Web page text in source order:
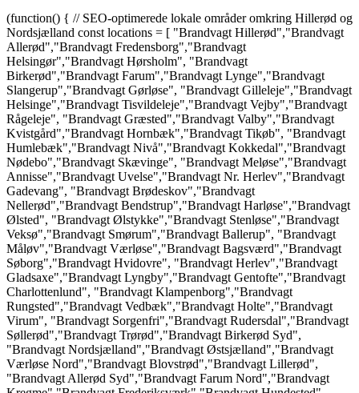
(function() { // SEO-optimerede lokale områder omkring Hillerød og
Nordsjælland const locations = [ "Brandvagt Hillerød","Brandvagt
Allerød","Brandvagt Fredensborg","Brandvagt
Helsingør","Brandvagt Hørsholm", "Brandvagt
Birkerød","Brandvagt Farum","Brandvagt Lynge","Brandvagt
Slangerup","Brandvagt Gørløse", "Brandvagt Gilleleje","Brandvagt
Helsinge","Brandvagt Tisvildeleje","Brandvagt Vejby","Brandvagt
Rågeleje", "Brandvagt Græsted","Brandvagt Valby","Brandvagt
Kvistgård","Brandvagt Hornbæk","Brandvagt Tikøb", "Brandvagt
Humlebæk","Brandvagt Nivå","Brandvagt Kokkedal","Brandvagt
Nødebo","Brandvagt Skævinge", "Brandvagt Meløse","Brandvagt
Annisse","Brandvagt Uvelse","Brandvagt Nr. Herlev","Brandvagt
Gadevang", "Brandvagt Brødeskov","Brandvagt
Nellerød","Brandvagt Bendstrup","Brandvagt Harløse","Brandvagt
Ølsted", "Brandvagt Ølstykke","Brandvagt Stenløse","Brandvagt
Veksø","Brandvagt Smørum","Brandvagt Ballerup", "Brandvagt
Måløv","Brandvagt Værløse","Brandvagt Bagsværd","Brandvagt
Søborg","Brandvagt Hvidovre", "Brandvagt Herlev","Brandvagt
Gladsaxe","Brandvagt Lyngby","Brandvagt Gentofte","Brandvagt
Charlottenlund", "Brandvagt Klampenborg","Brandvagt
Rungsted","Brandvagt Vedbæk","Brandvagt Holte","Brandvagt
Virum", "Brandvagt Sorgenfri","Brandvagt Rudersdal","Brandvagt
Søllerød","Brandvagt Trørød","Brandvagt Birkerød Syd",
"Brandvagt Nordsjælland","Brandvagt Østsjælland","Brandvagt
Værløse Nord","Brandvagt Blovstrød","Brandvagt Lillerød",
"Brandvagt Allerød Syd","Brandvagt Farum Nord","Brandvagt